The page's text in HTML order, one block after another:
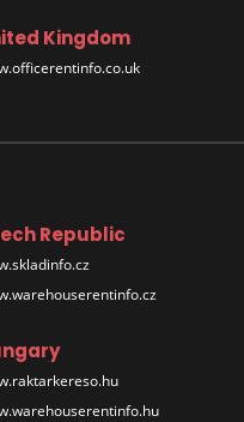
Kingdom
Republic